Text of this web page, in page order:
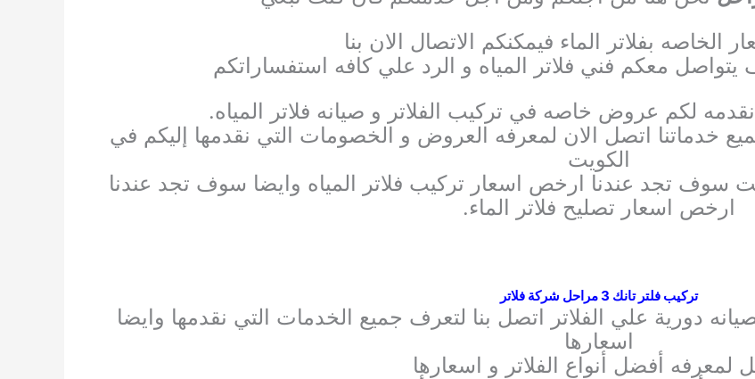
الخاصه بفلاتر الماء فيمكنكم الاتصال الان بنا
معكم فني فلاتر المياه و الرد علي كافه استفساراتكم
نقدمه لكم عروض خاصه في تركيب الفلاتر و صيانه فلاتر المياه.
اتصل الان لمعرفه العروض و الخصومات التي نقدمها إليكم في
الكويت
سوف تجد عندنا ارخص اسعار تركيب فلاتر المياه وايضا سوف تجد عندنا
ارخص اسعار تصليح فلاتر الماء.
تركيب فلتر تانك 3 مراحل شركة فلاتر
دورية علي الفلاتر اتصل بنا لتعرف جميع الخدمات التي نقدمها وايضا
اسعارها
لمعرفه أفضل أنواع الفلاتر و اسعارها